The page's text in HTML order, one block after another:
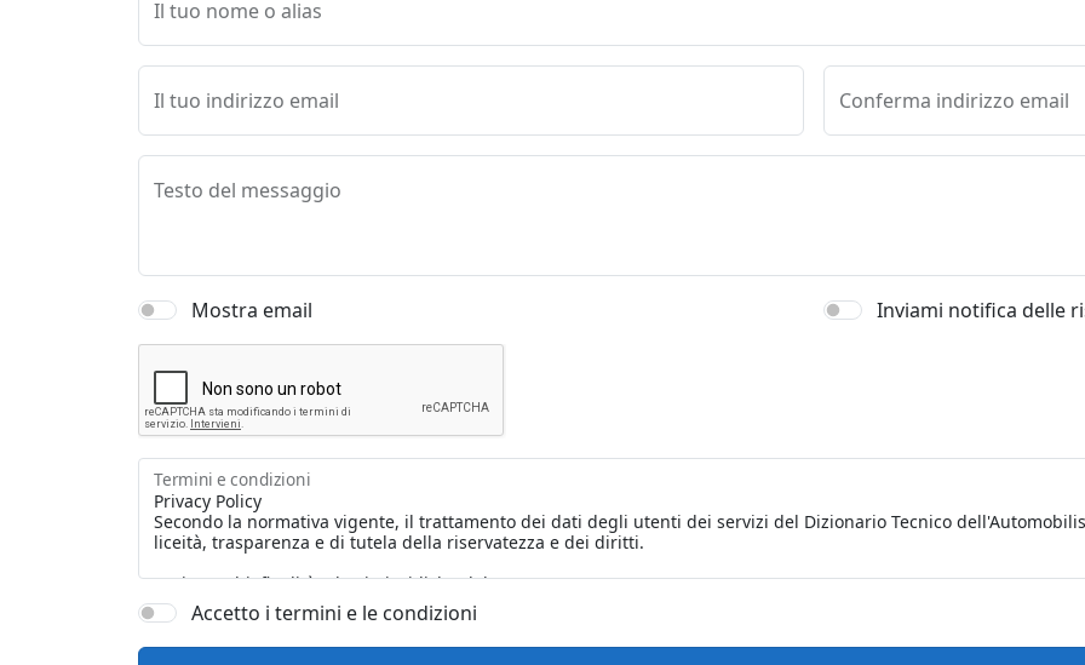
Il tuo nome o alias
Il tuo indirizzo email Conferma indirizzo email
Testo del messaggio
Mostra email Inviami notifica delle
Termini e condizioni
Accetto i termini e le condizioni